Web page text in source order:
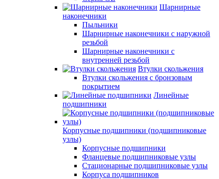
Шарнирные
наконечники
Пыльники
Шарнирные наконечники с наружной
резьбой
Шарнирные наконечники с
внутренней резьбой
Втулки скольжения
Втулки скольжения с бронзовым
покрытием
Линейные
подшипники
Корпусные подшипники (подшипниковые
узлы)
Корпусные подшипники
Фланцевые подшипниковые узлы
Стационарные подшипниковые узлы
Корпуса подшипников